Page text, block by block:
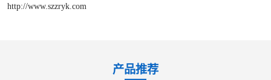
http://www.szzryk.com
产品推荐